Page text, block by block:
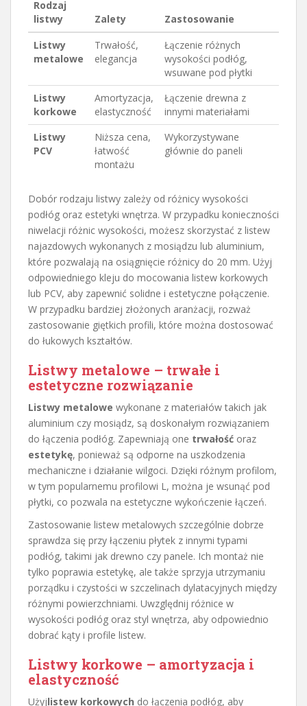
Rodzaj
listwy
Zalety
Zastosowanie
Listwy
metalowe
Trwałość,
elegancja
Łączenie różnych
wysokości podłóg,
wsuwane pod płytki
Listwy
korkowe
Amortyzacja,
elastyczność
Łączenie drewna z
innymi materiałami
Listwy
PCV
Niższa cena,
łatwość
montażu
Wykorzystywane
głównie do paneli
Dobór rodzaju listwy zależy od różnicy wysokości
podłóg oraz estetyki wnętrza. W przypadku konieczności
niwelacji różnic wysokości, możesz skorzystać z listew
najazdowych wykonanych z mosiądzu lub aluminium,
które pozwalają na osiągnięcie różnicy do 20 mm. Użyj
odpowiedniego kleju do mocowania listew korkowych
lub PCV, aby zapewnić solidne i estetyczne połączenie.
W przypadku bardziej złożonych aranżacji, rozważ
zastosowanie giętkich profili, które można dostosować
do łukowych kształtów.
Listwy metalowe – trwałe i
estetyczne rozwiązanie
Listwy metalowe wykonane z materiałów takich jak
aluminium czy mosiądz, są doskonałym rozwiązaniem
do łączenia podłóg. Zapewniają one trwałość oraz
estetykę, ponieważ są odporne na uszkodzenia
mechaniczne i działanie wilgoci. Dzięki różnym profilom,
w tym popularnemu profilowi L, można je wsunąć pod
płytki, co pozwala na estetyczne wykończenie łączeń.
Zastosowanie listew metalowych szczególnie dobrze
sprawdza się przy łączeniu płytek z innymi typami
podłóg, takimi jak drewno czy panele. Ich montaż nie
tylko poprawia estetykę, ale także sprzyja utrzymaniu
porządku i czystości w szczelinach dylatacyjnych między
różnymi powierzchniami. Uwzględnij różnice w
wysokości podłóg oraz styl wnętrza, aby odpowiednio
dobrać kąty i profile listew.
Listwy korkowe – amortyzacja i
elastyczność
Użyjlistew korkowych do łączenia podłóg, aby